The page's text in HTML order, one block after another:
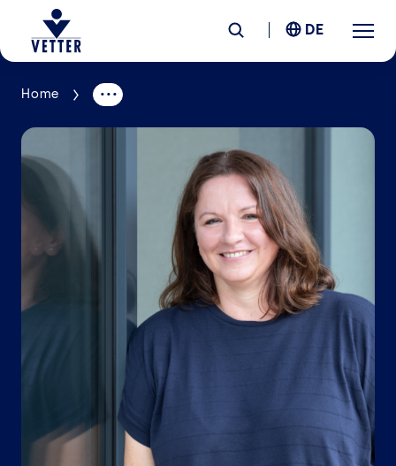
Unternehmen
Verantwortung
Services
Insights
DE
Home